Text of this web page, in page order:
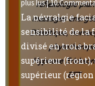
plus lus| 10
La névralgie
sensibilité de la
divisé en trois
supérieur
supérieur (région